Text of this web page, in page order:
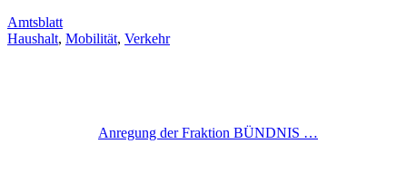
Amtsblatt
Haushalt, Mobilität, Verkehr
Anregung der Fraktion BÜNDNIS …